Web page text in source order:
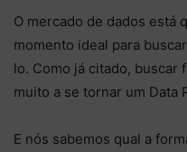
O mercado de dados está
momento ideal para
lo. Como já citado, buscar
muito a se tornar um Data
E nós sabemos qual a